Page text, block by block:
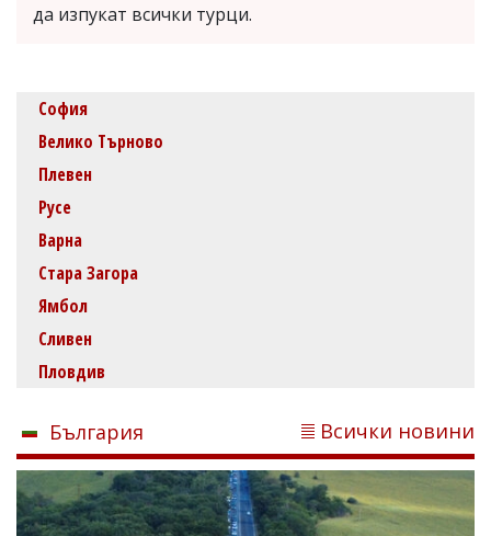
да изпукат всички турци.
София
Велико Търново
Плевен
Русе
Варна
Стара Загора
Ямбол
Сливен
Пловдив
България Всички новини